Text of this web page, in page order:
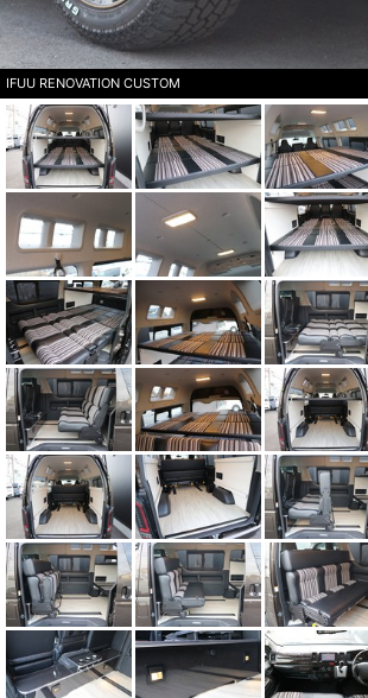
IFUU RENOVATION CUSTOM